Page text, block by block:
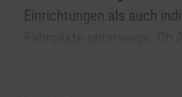
Einrichtungen als auch
Behördengang, Ausflug